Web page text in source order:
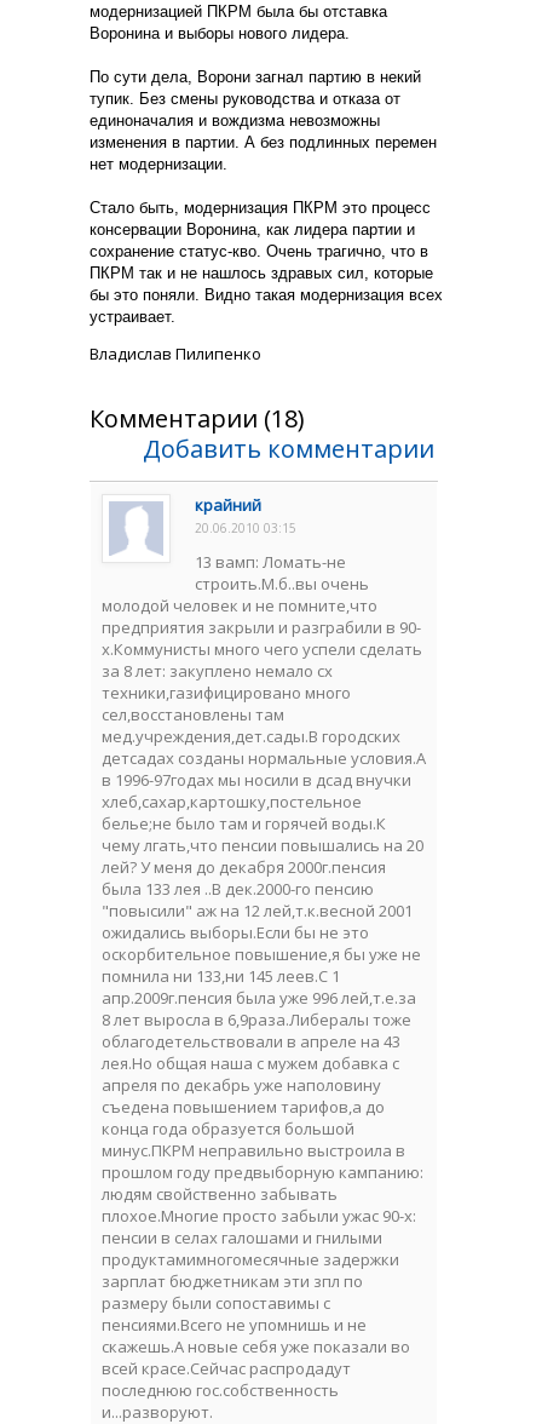
модернизацией ПКРМ была бы отставка
Воронина и выборы нового лидера.
По сути дела, Ворони загнал партию в некий
тупик. Без смены руководства и отказа от
единоначалия и вождизма невозможны
изменения в партии. А без подлинных перемен
нет модернизации.
Стало быть, модернизация ПКРМ это процесс
консервации Воронина, как лидера партии и
сохранение статус-кво. Очень трагично, что в
ПКРМ так и не нашлось здравых сил, которые
бы это поняли. Видно такая модернизация всех
устраивает.
Владислав Пилипенко
Комментарии (18)
Добавить комментарии
крайний
20.06.2010 03:15
13 вамп: Ломать-не
строить.М.б..вы очень
молодой человек и не помните,что
предприятия закрыли и разграбили в 90-
х.Коммунисты много чего успели сделать
за 8 лет: закуплено немало сх
техники,газифицировано много
сел,восстановлены там
мед.учреждения,дет.сады.В городских
детсадах созданы нормальные условия.А
в 1996-97годах мы носили в дсад внучки
хлеб,сахар,картошку,постельное
белье;не было там и горячей воды.К
чему лгать,что пенсии повышались на 20
лей? У меня до декабря 2000г.пенсия
была 133 лея ..В дек.2000-го пенсию
"повысили" аж на 12 лей,т.к.весной 2001
ожидались выборы.Если бы не это
оскорбительное повышение,я бы уже не
помнила ни 133,ни 145 леев.С 1
апр.2009г.пенсия была уже 996 лей,т.е.за
8 лет выросла в 6,9раза.Либералы тоже
облагодетельствовали в апреле на 43
лея.Но общая наша с мужем добавка с
апреля по декабрь уже наполовину
съедена повышением тарифов,а до
конца года образуется большой
минус.ПКРМ неправильно выстроила в
прошлом году предвыборную кампанию:
людям свойственно забывать
плохое.Многие просто забыли ужас 90-х:
пенсии в селах галошами и гнилыми
продуктамимногомесячные задержки
зарплат бюджетникам эти зпл по
размеру были сопоставимы с
пенсиями.Всего не упомнишь и не
скажешь.А новые себя уже показали во
всей красе.Сейчас распродадут
последнюю гос.собственность
и...разворуют.